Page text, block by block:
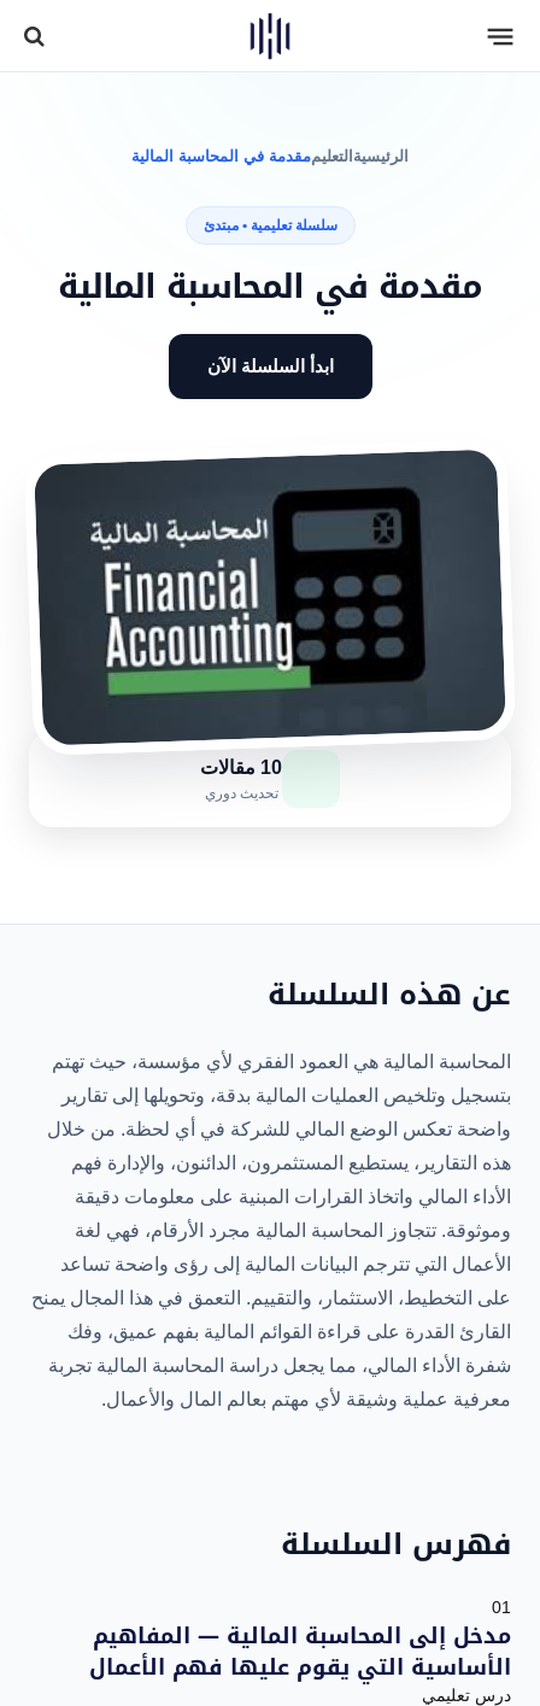
الرئيسية التعليممقدمة في المحاسبة المالية
سلسلة تعليمية • مبتدئ
مقدمة في المحاسبة المالية
ابدأ السلسلة الآن
10 مقالات
تحديث دوري
عن هذه السلسلة
المحاسبة المالية هي العمود الفقري لأي مؤسسة، حيث تهتم
بتسجيل وتلخيص العمليات المالية بدقة، وتحويلها إلى تقارير
واضحة تعكس الوضع المالي للشركة في أي لحظة. من خلال
هذه التقارير، يستطيع المستثمرون، الدائنون، والإدارة فهم
الأداء المالي واتخاذ القرارات المبنية على معلومات دقيقة
وموثوقة. تتجاوز المحاسبة المالية مجرد الأرقام، فهي لغة
الأعمال التي تترجم البيانات المالية إلى رؤى واضحة تساعد
على التخطيط، الاستثمار، والتقييم. التعمق في هذا المجال يمنح
القارئ القدرة على قراءة القوائم المالية بفهم عميق، وفك
شفرة الأداء المالي، مما يجعل دراسة المحاسبة المالية تجربة
معرفية عملية وشيقة لأي مهتم بعالم المال والأعمال.
فهرس السلسلة
01
مدخل إلى المحاسبة المالية — المفاهيم
الأساسية التي يقوم عليها فهم الأعمال
درس تعليمي